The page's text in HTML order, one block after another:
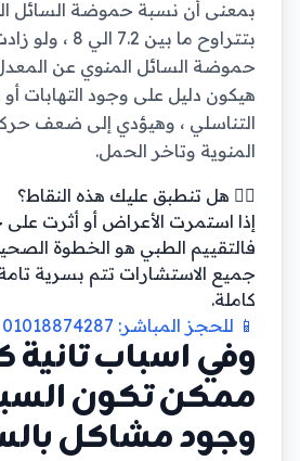
بمعنى أن نسبة حموضة السائل
بتتراوح ما بين
حموضة السائل المنوي عن
هيكون دليل على وجود التهابات
التناسلي ، وهيؤدي إلى ضعف
المنوية وتاخر الحمل.
👨‍⚕️ هل تنطبق عليك هذه النقاط؟
إذا استمرت الأعراض أو أثرت على
فالتقييم الطبي هو الخطوة
جميع الاستشارات تتم بسرية
كاملة.
📱 للحجز المباشر: 01018874287
وفي اسباب تانية
ممكن تكون
وجود مشاكل